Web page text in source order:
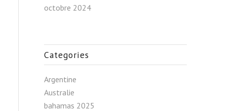
octobre 2024
Categories
Argentine
Australie
bahamas 2025